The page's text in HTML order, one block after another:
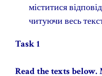
міститися
читуючи весь
Task 1
Readthetextsbelow.